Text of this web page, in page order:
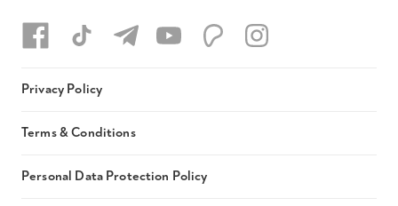
Privacy Policy
Terms & Conditions
Personal Data Protection Policy